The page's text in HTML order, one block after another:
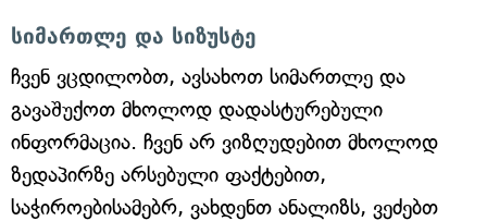
სიმართლე და სიზუსტე
ჩვენ ვცდილობთ, ავსახოთ სიმართლე და
გავაშუქოთ მხოლოდ დადასტურებული
ინფორმაცია. ჩვენ არ ვიზღუდებით მხოლოდ
ზედაპირზე არსებული ფაქტებით,
საჭიროებისამებრ, ვახდენთ ანალიზს, ვეძებთ